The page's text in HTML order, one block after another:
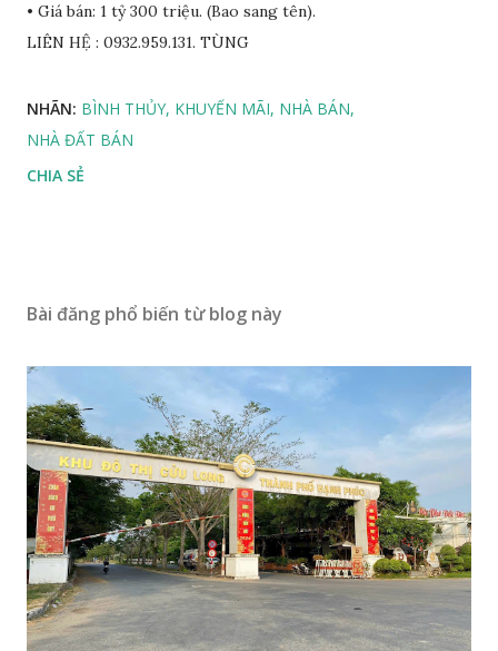
• Giá bán: 1 tỷ 300 triệu. (Bao sang tên).
LIÊN HỆ : 0932.959.131. TÙNG
NHÃN: BÌNH THỦY KHUYẾN MÃI NHÀ BÁN
NHÀ ĐẤT BÁN
CHIA SẺ
Bài đăng phổ biến từ blog này